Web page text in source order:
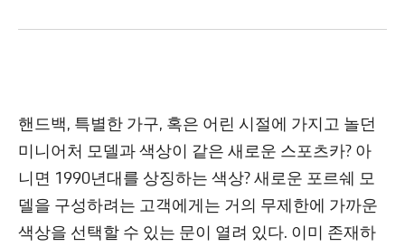
핸드백, 특별한 가구, 혹은 어린 시절에 가지고 놀던
미니어처 모델과 색상이 같은 새로운 스포츠카? 아
니면 1990년대를 상징하는 색상? 새로운 포르쉐 모
델을 구성하려는 고객에게는 거의 무제한에 가까운
색상을 선택할 수 있는 문이 열려 있다. 이미 존재하